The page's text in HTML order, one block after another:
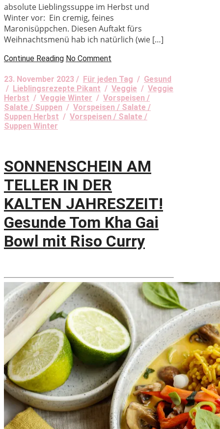
absolute Lieblingssuppe im Herbst und
Winter vor: Ein cremig, feines
Maronisüppchen. Diesen Auftakt fürs
Weihnachtsmenü hab ich natürlich (wie […]
Continue Reading No Comment
23. November 2023 / Für jeden Tag / Gesund
/ Lieblingsrezepte Pikant / Veggie / Veggie
Herbst / Veggie Winter / Vorspeisen /
Salate / Suppen / Vorspeisen / Salate /
Suppen Herbst / Vorspeisen / Salate /
Suppen Winter
SONNENSCHEIN AM
TELLER IN DER
KALTEN JAHRESZEIT!
Gesunde Tom Kha Gai
Bowl mit Riso Curry